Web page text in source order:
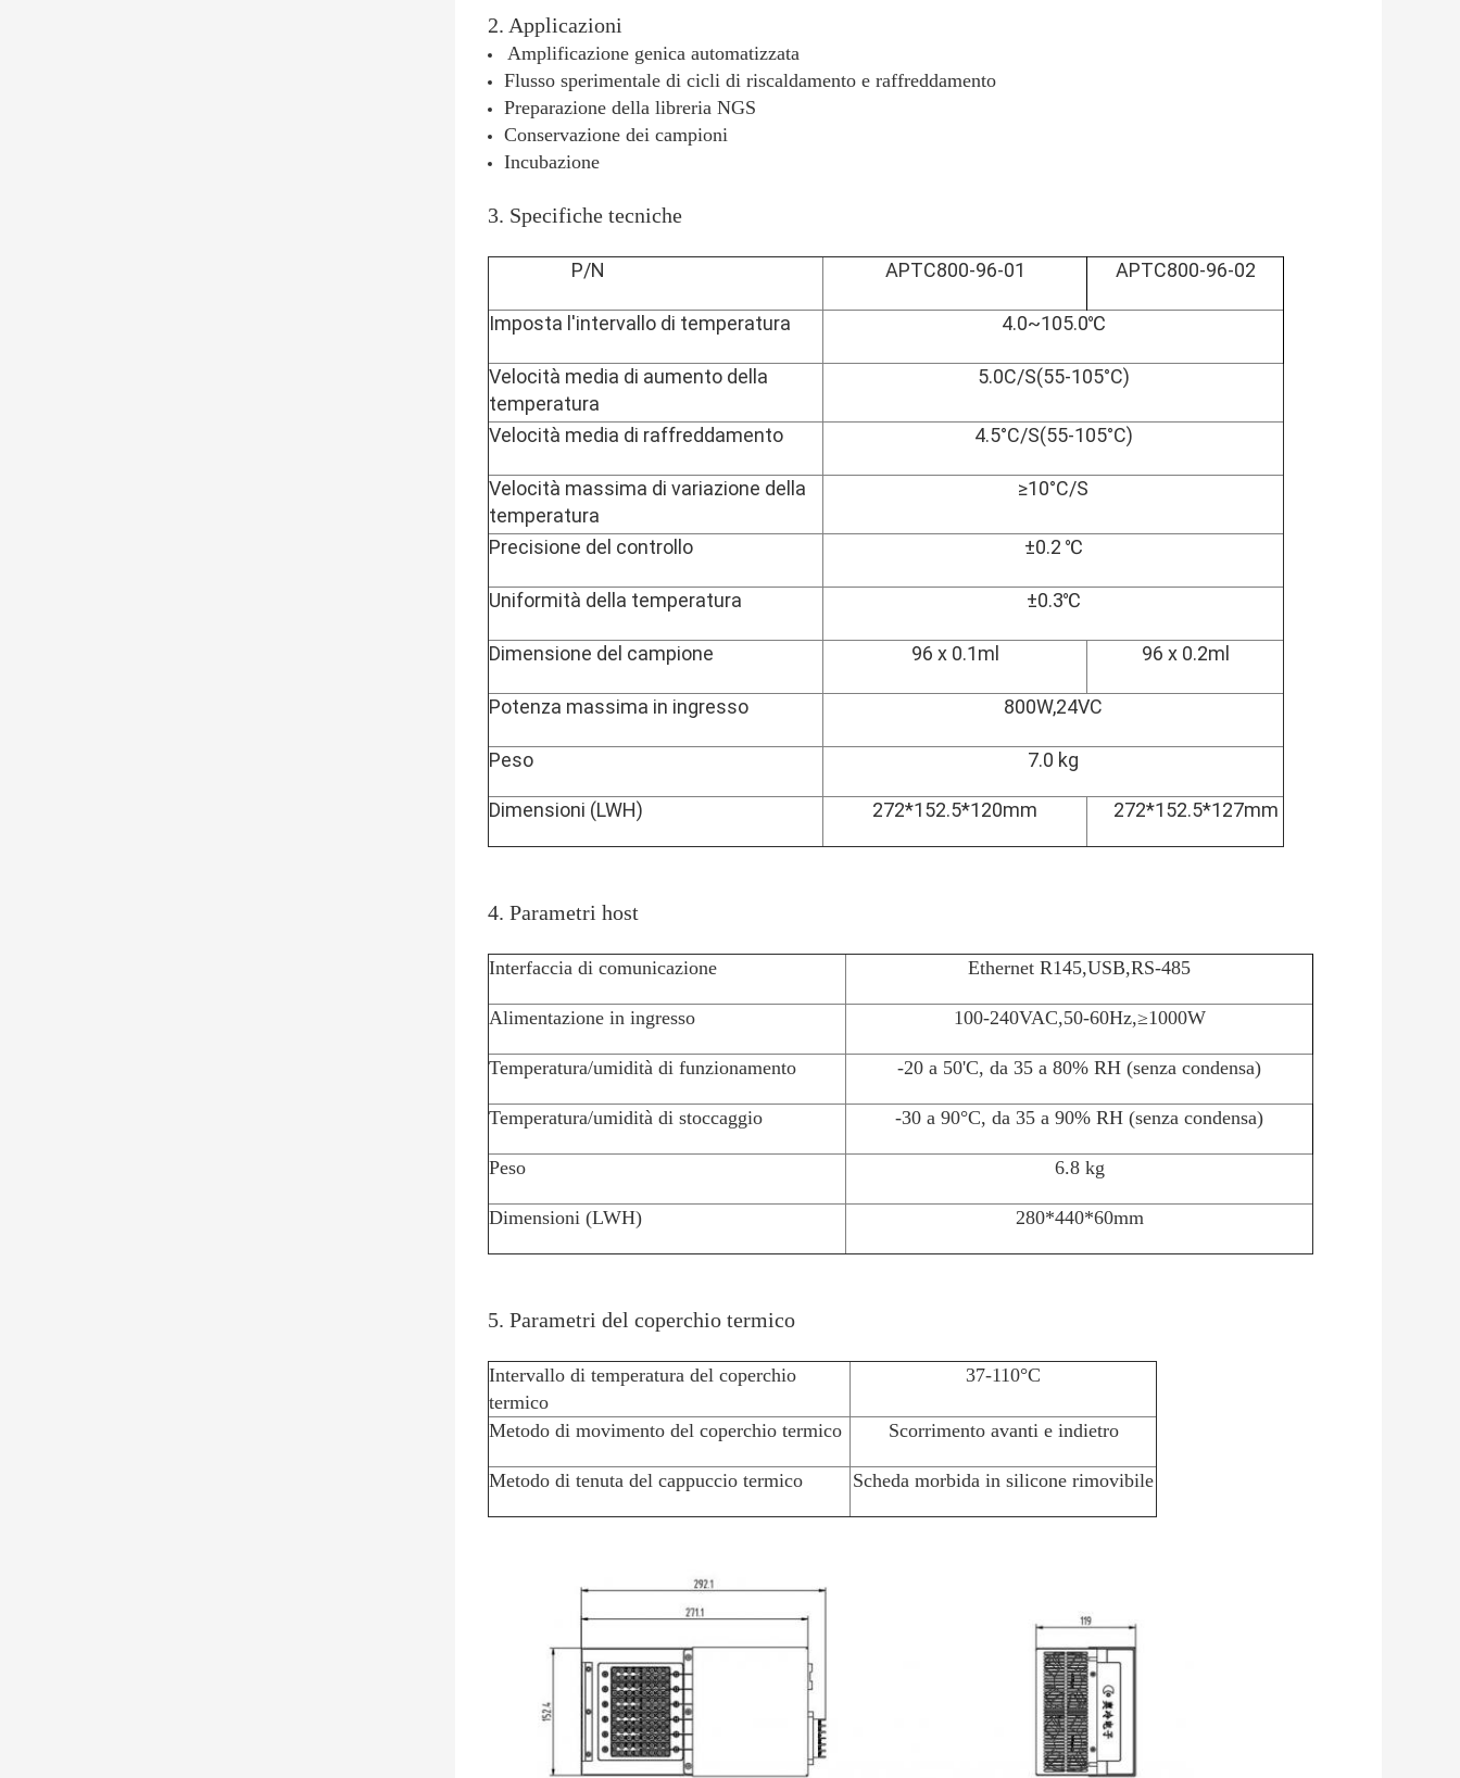
2. Applicazioni
Amplificazione genica automatizzata
Flusso sperimentale di cicli di riscaldamento e raffreddamento
Preparazione della libreria NGS
Conservazione dei campioni
Incubazione
3. Specifiche tecniche
P/N APTC800-96-01 APTC800-96-02
Imposta l'intervallo di temperatura 4.0~105.0℃
Velocità media di aumento della
temperatura
5.0C/S(55-105°C)
Velocità media di raffreddamento 4.5°C/S(55-105°C)
Velocità massima di variazione della
temperatura
≥10°C/S
Precisione del controllo ±0.2 ℃
Uniformità della temperatura ±0.3℃
Dimensione del campione 96 x 0.1ml 96 x 0.2ml
Potenza massima in ingresso 800W,24VC
Peso 7.0 kg
Dimensioni (LWH) 272*152.5*120mm 272*152.5*127mm
4. Parametri host
Interfaccia di comunicazione Ethernet R145,USB,RS-485
Alimentazione in ingresso 100-240VAC,50-60Hz,≥1000W
Temperatura/umidità di funzionamento -20 a 50'C, da 35 a 80% RH (senza condensa)
Temperatura/umidità di stoccaggio -30 a 90°C, da 35 a 90% RH (senza condensa)
Peso 6.8 kg
Dimensioni (LWH) 280*440*60mm
5. Parametri del coperchio termico
Intervallo di temperatura del coperchio
termico
37-110°C
Metodo di movimento del coperchio termico Scorrimento avanti e indietro
Metodo di tenuta del cappuccio termico Scheda morbida in silicone rimovibile